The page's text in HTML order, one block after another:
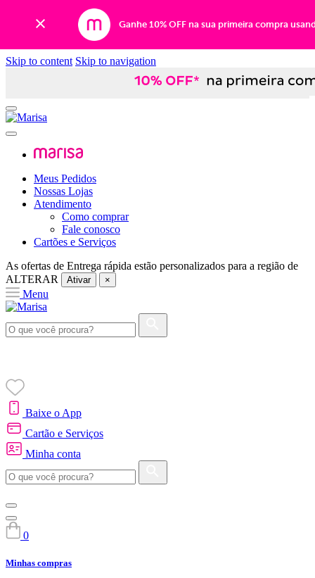
Ganhe 10% OFF na sua primeira compra
Skip to content Skip to navigation
Meus Pedidos
Nossas Lojas
Atendimento
Como comprar
Fale conosco
Cartões e Serviços
As ofertas de Entrega rápida estão personalizados para a região de
ALTERAR
Ativar ×
Menu
Baixe o App
Cartão e Serviços
Minha conta
0
Minhas compras